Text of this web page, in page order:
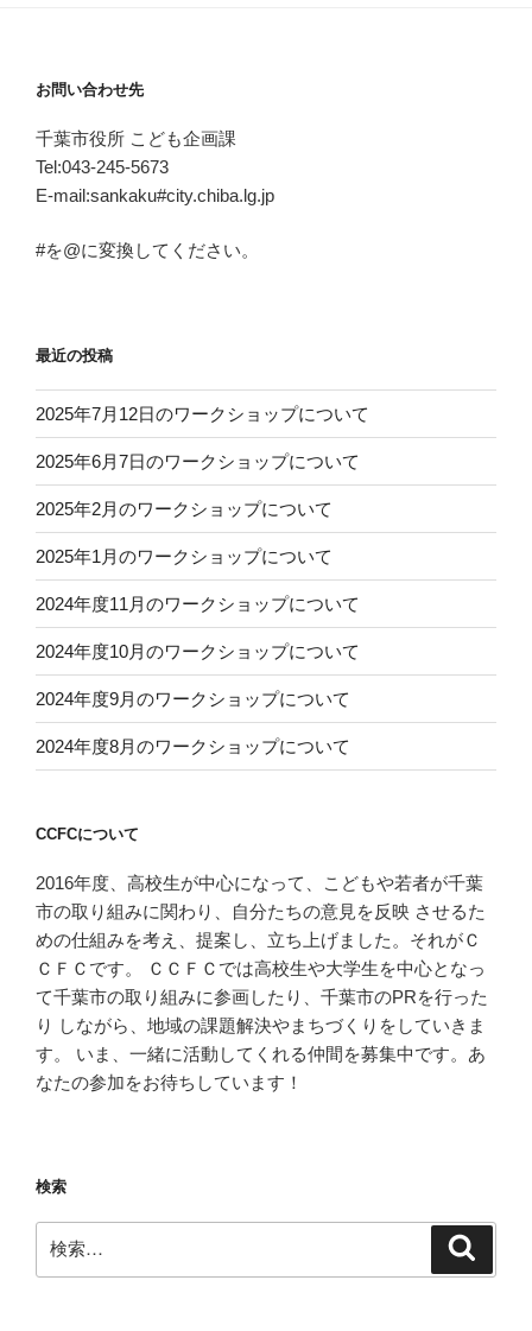
お問い合わせ先
千葉市役所 こども企画課
Tel:043-245-5673
E-mail:sankaku#city.chiba.lg.jp
#を@に変換してください。
最近の投稿
2025年7月12日のワークショップについて
2025年6月7日のワークショップについて
2025年2月のワークショップについて
2025年1月のワークショップについて
2024年度11月のワークショップについて
2024年度10月のワークショップについて
2024年度9月のワークショップについて
2024年度8月のワークショップについて
CCFCについて
2016年度、高校生が中心になって、こどもや若者が千葉
市の取り組みに関わり、自分たちの意見を反映 させるた
めの仕組みを考え、提案し、立ち上げました。それがＣ
ＣＦＣです。 ＣＣＦＣでは高校生や大学生を中心となっ
て千葉市の取り組みに参画したり、千葉市のPRを行った
り しながら、地域の課題解決やまちづくりをしていきま
す。 いま、一緒に活動してくれる仲間を募集中です。あ
なたの参加をお待ちしています！
検索
索: